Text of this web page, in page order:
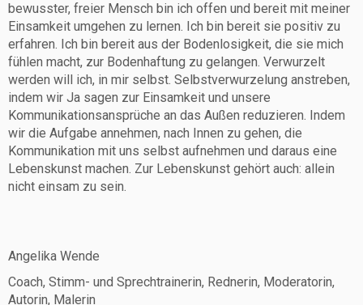
bewusster, freier Mensch bin ich offen und bereit mit meiner
Einsamkeit umgehen zu lernen. Ich bin bereit sie positiv zu
erfahren. Ich bin bereit aus der Bodenlosigkeit, die sie mich
fühlen macht, zur Bodenhaftung zu gelangen. Verwurzelt
werden will ich, in mir selbst. Selbstverwurzelung anstreben,
indem wir Ja sagen zur Einsamkeit und unsere
Kommunikationsansprüche an das Außen reduzieren. Indem
wir die Aufgabe annehmen, nach Innen zu gehen, die
Kommunikation mit uns selbst aufnehmen und daraus eine
Lebenskunst machen. Zur Lebenskunst gehört auch: allein
nicht einsam zu sein.
Angelika Wende
Coach, Stimm- und Sprechtrainerin, Rednerin, Moderatorin,
Autorin, Malerin